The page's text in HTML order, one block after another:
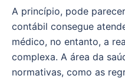
A princípio, pode
contábil consegue
médico, no entanto, a
complexa. A área da
normativas, como as